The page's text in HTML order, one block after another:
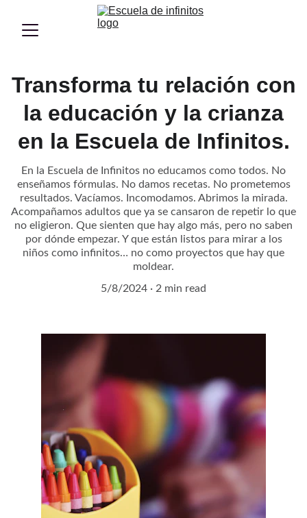
Transforma tu relación con
la educación y la crianza
en la Escuela de Infinitos.
En la Escuela de Infinitos no educamos como todos. No
enseñamos fórmulas. No damos recetas. No prometemos
resultados. Vacíamos. Incomodamos. Abrimos la mirada.
Acompañamos adultos que ya se cansaron de repetir lo que
no eligieron. Que sienten que hay algo más, pero no saben
por dónde empezar. Y que están listos para mirar a los
niños como infinitos… no como proyectos que hay que
moldear.
5/8/2024
2 min read